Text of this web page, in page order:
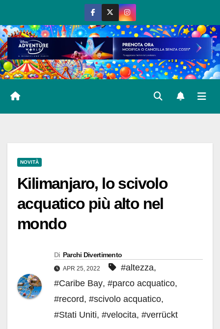
al
contenuto
NOVITÀ
Kilimanjaro, lo scivolo
acquatico più alto nel
mondo
Di Parchi Divertimento
APR 25, 2022 #altezza,
#Caribe Bay, #parco acquatico,
#record, #scivolo acquatico,
#Stati Uniti, #velocita, #verrückt